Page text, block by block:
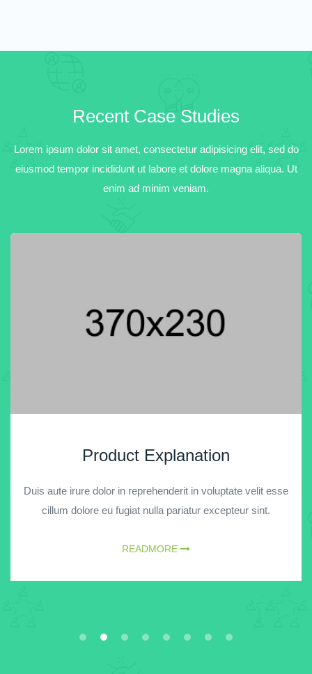
Recent Case Studies
Lorem ipsum dolor sit amet, consectetur adipisicing elit, sed do
eiusmod tempor incididunt ut labore et dolore magna aliqua. Ut
enim ad minim veniam.
Product Explanation
Duis aute irure dolor in reprehenderit in voluptate velit esse
cillum dolore eu fugiat nulla pariatur excepteur sint.
READMORE